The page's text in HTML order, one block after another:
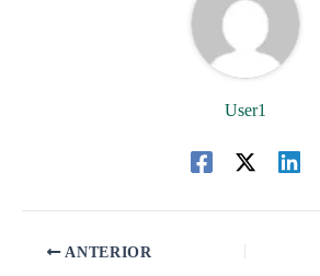
User1
ANTERIOR